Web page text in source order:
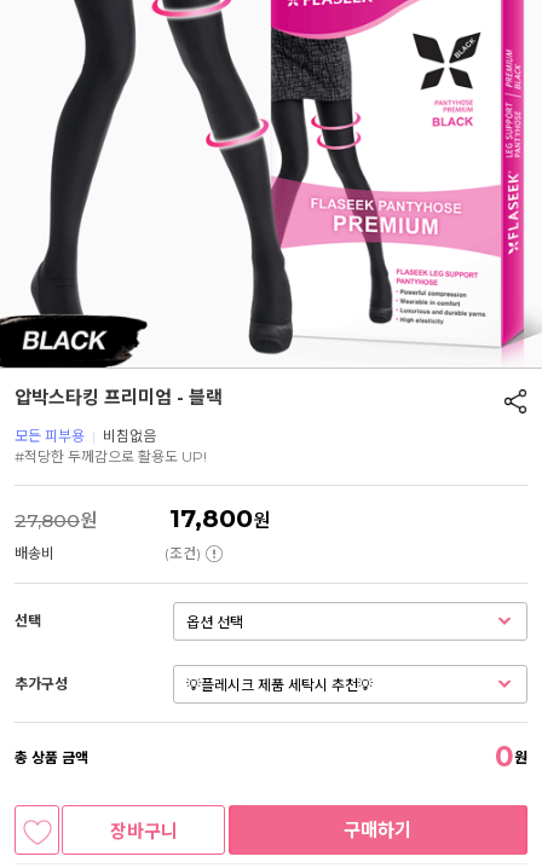
압박스타킹 프리미엄 - 블랙
모든 피부용 | 비침없음
#적당한 두께감으로 활용도 UP!
27,800원 17,800원
배송비 (조건)
선택
추가구성
총 상품 금액 0원
장바구니 구매하기